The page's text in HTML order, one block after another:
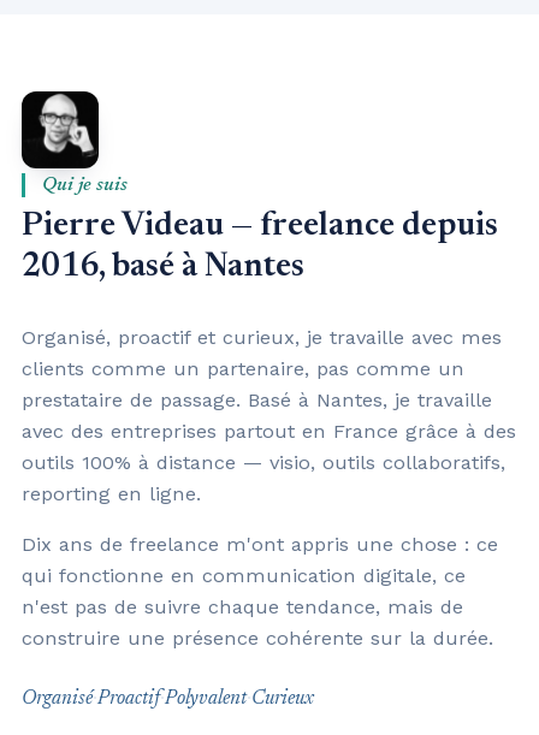
Qui je suis
Pierre Videau — freelance depuis
2016, basé à Nantes
Organisé, proactif et curieux, je travaille avec mes
clients comme un partenaire, pas comme un
prestataire de passage. Basé à Nantes, je travaille
avec des entreprises partout en France grâce à des
outils 100% à distance — visio, outils collaboratifs,
reporting en ligne.
Dix ans de freelance m'ont appris une chose : ce
qui fonctionne en communication digitale, ce
n'est pas de suivre chaque tendance, mais de
construire une présence cohérente sur la durée.
Organisé·Proactif·Polyvalent·Curieux